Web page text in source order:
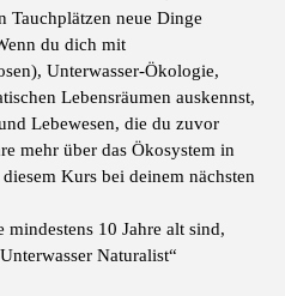
Tauchplätzen neue Dinge
du dich mit
Unterwasser-Ökologie,
Lebensräumen auskennst,
Lebewesen, die du zuvor
mehr über das Ökosystem in
Kurs bei deinem nächsten
10 Jahre alt sind,
Naturalist“